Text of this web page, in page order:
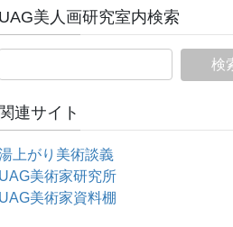
UAG美人画研究室内検索
関連サイト
上がり美術談義
UAG美術家研究所
UAG美術家資料棚